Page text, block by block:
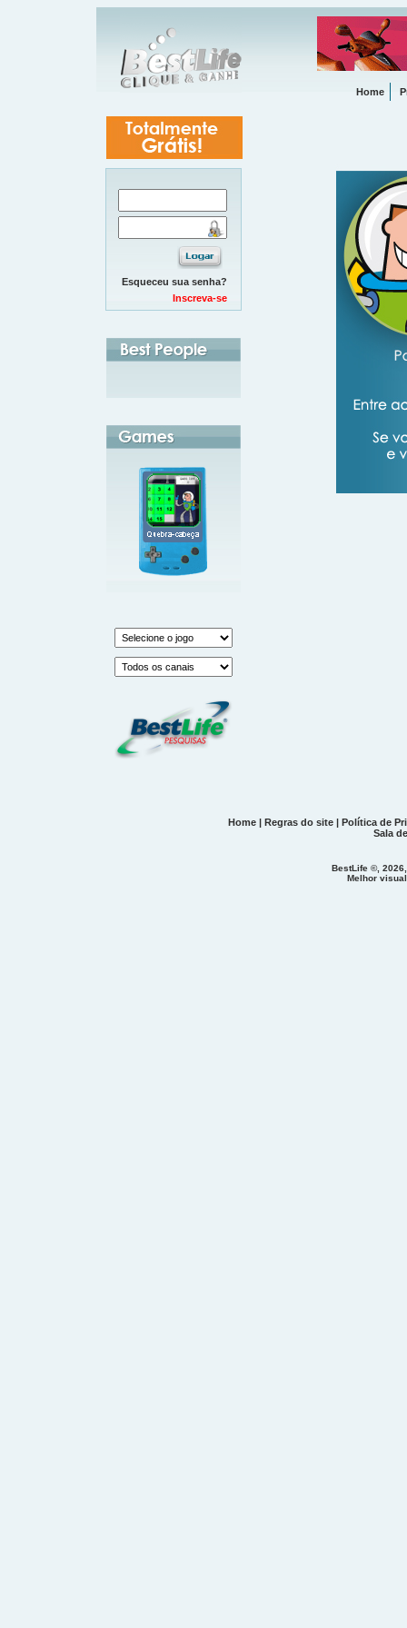
Home
Esqueceu sua senha?
Inscreva-se
Home| Regras do site| Política de
Sala
BestLife ©,
Melhor